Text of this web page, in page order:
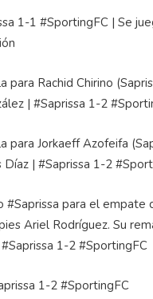
1-1 #SportingFC | Se
para Rachid Chirino
| #Saprissa 1-2
para Jorkaeff Azofeifa
Díaz | #Saprissa 1-2
#Saprissa para el empate
Ariel Rodríguez. Su
1-2 #SportingFC
1-2 #SportingFC